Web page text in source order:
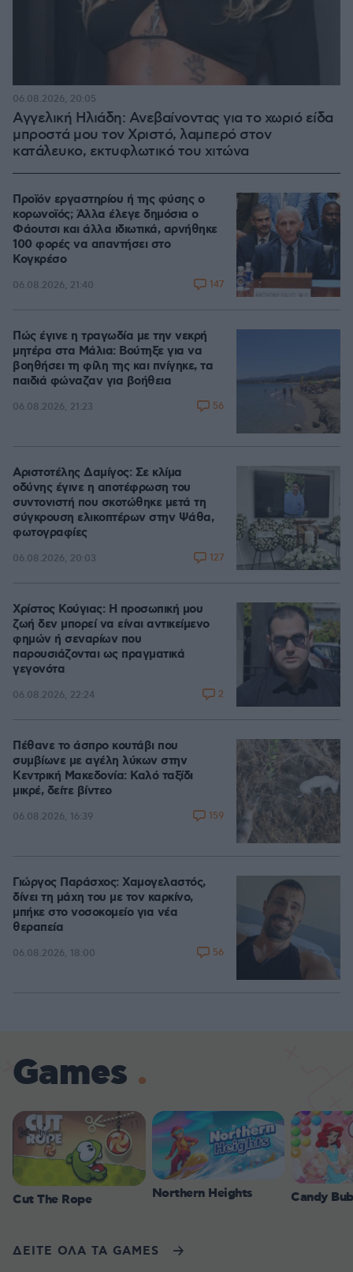
Αγγελική Ηλιάδη: Ανεβαίνοντας για το χωριό είδα
μπροστά μου τον Χριστό, λαμπερό στον
κατάλευκο, εκτυφλωτικό του χιτώνα
06.08.2026, 20:05
Προϊόν εργαστηρίου ή της φύσης ο
κορωνοϊός; Άλλα έλεγε δημόσια ο
Φάουτσι και άλλα ιδιωτικά, αρνήθηκε
100 φορές να απαντήσει στο
Κογκρέσο
06.08.2026, 21:40 147
Πώς έγινε η τραγωδία με την νεκρή
μητέρα στα Μάλια: Βούτηξε για να
βοηθήσει τη φίλη της και πνίγηκε, τα
παιδιά φώναζαν για βοήθεια
06.08.2026, 21:23 56
Αριστοτέλης Δαμίγος: Σε κλίμα
οδύνης έγινε η αποτέφρωση του
συντονιστή που σκοτώθηκε μετά τη
σύγκρουση ελικοπτέρων στην Ψάθα,
φωτογραφίες
06.08.2026, 20:03 127
Χρίστος Κούγιας: Η προσωπική μου
ζωή δεν μπορεί να είναι αντικείμενο
φημών ή σεναρίων που
παρουσιάζονται ως πραγματικά
γεγονότα
06.08.2026, 22:24 2
Πέθανε το άσπρο κουτάβι που
συμβίωνε με αγέλη λύκων στην
Κεντρική Μακεδονία: Καλό ταξίδι
μικρέ, δείτε βίντεο
06.08.2026, 16:39 159
Γιώργος Παράσχος: Χαμογελαστός,
δίνει τη μάχη του με τον καρκίνο,
μπήκε στο νοσοκομείο για νέα
θεραπεία
06.08.2026, 18:00 56
Games
Cut The Rope Northern Heights Candy
ΔΕΙΤΕ ΟΛΑ ΤΑ GAMES